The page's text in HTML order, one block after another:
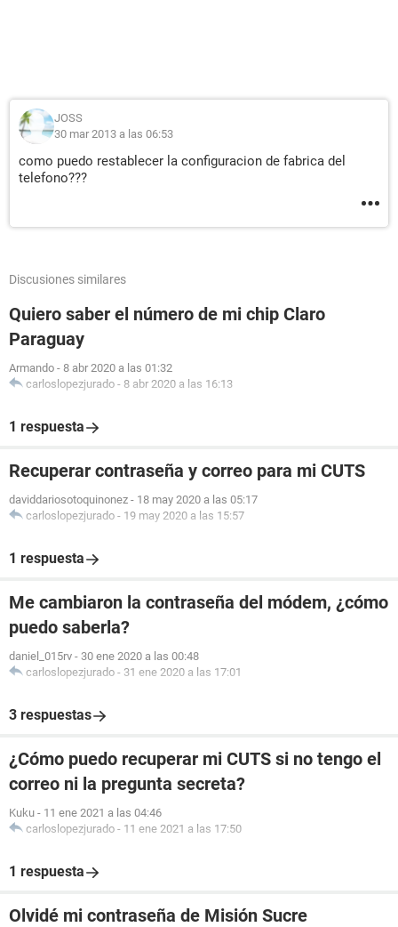
JOSS
30 mar 2013 a las 06:53
como puedo restablecer la configuracion de fabrica del
telefono???
Discusiones similares
Quiero saber el número de mi chip Claro
Paraguay
Armando - 8 abr 2020 a las 01:32
carloslopezjurado - 8 abr 2020 a las 16:13
1 respuesta
Recuperar contraseña y correo para mi CUTS
daviddariosotoquinonez - 18 may 2020 a las 05:17
carloslopezjurado - 19 may 2020 a las 15:57
1 respuesta
Me cambiaron la contraseña del módem, ¿cómo
puedo saberla?
daniel_015rv - 30 ene 2020 a las 00:48
carloslopezjurado - 31 ene 2020 a las 17:01
3 respuestas
¿Cómo puedo recuperar mi CUTS si no tengo el
correo ni la pregunta secreta?
Kuku - 11 ene 2021 a las 04:46
carloslopezjurado - 11 ene 2021 a las 17:50
1 respuesta
Olvidé mi contraseña de Misión Sucre